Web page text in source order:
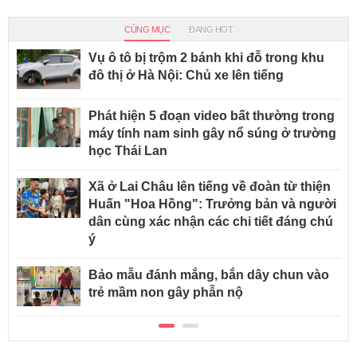
CÙNG MỤC ĐANG HOT
Vụ ô tô bị trộm 2 bánh khi đỗ trong khu
đô thị ở Hà Nội: Chủ xe lên tiếng
Phát hiện 5 đoạn video bất thường trong
máy tính nam sinh gây nổ súng ở trường
học Thái Lan
Xã ở Lai Châu lên tiếng về đoàn từ thiện
Huấn "Hoa Hồng": Trưởng bản và người
dân cùng xác nhận các chi tiết đáng chú
ý
Bảo mẫu đánh mắng, bắn dây chun vào
trẻ mầm non gây phẫn nộ